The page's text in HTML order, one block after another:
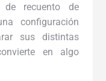
de recuento de
configuración
sus distintas
en algo